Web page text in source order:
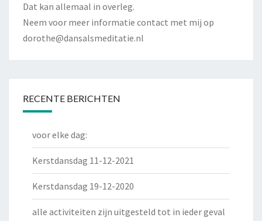
Dat kan allemaal in overleg.
Neem voor meer informatie contact met mij op
dorothe@dansalsmeditatie.nl
RECENTE BERICHTEN
voor elke dag:
Kerstdansdag 11-12-2021
Kerstdansdag 19-12-2020
alle activiteiten zijn uitgesteld tot in ieder geval